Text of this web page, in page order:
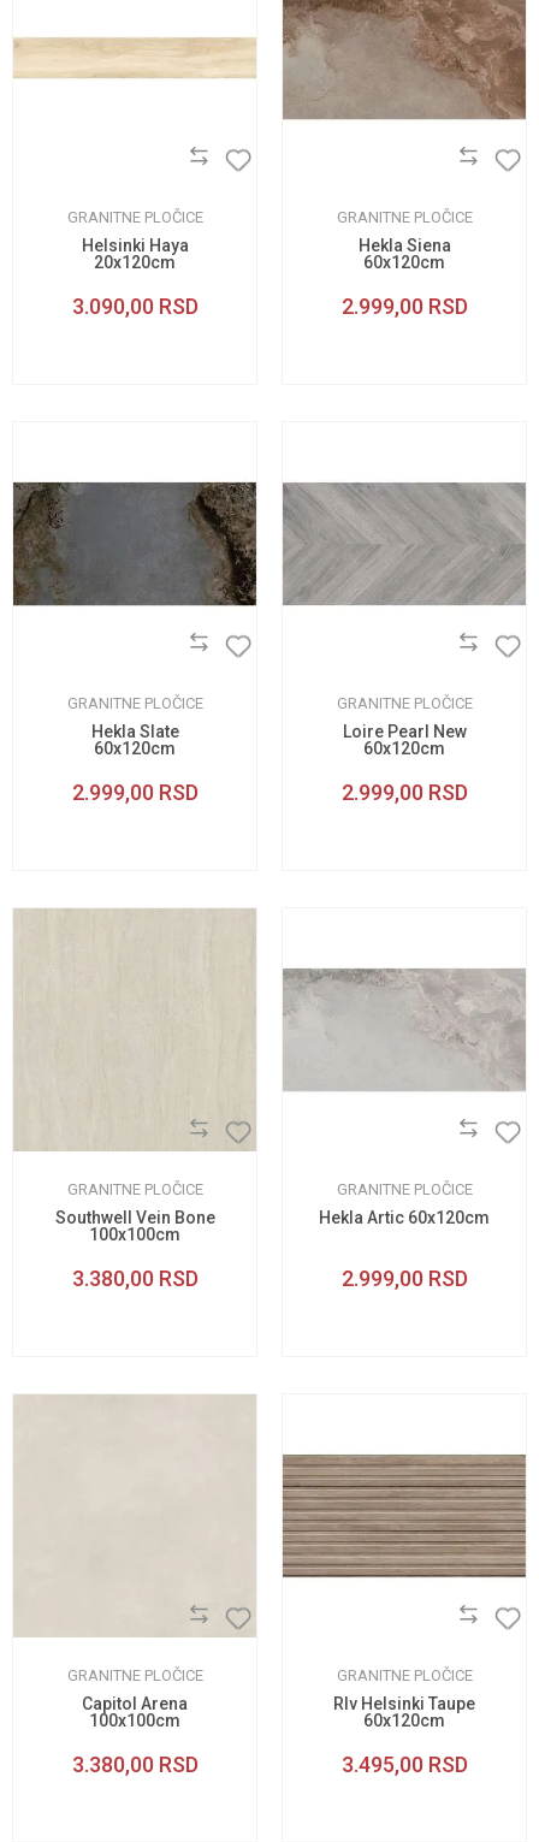
GRANITNE PLOČICE
Helsinki Haya
20x120cm
3.090,00 RSD
GRANITNE PLOČICE
Hekla Siena
60x120cm
2.999,00 RSD
GRANITNE PLOČICE
Hekla Slate
60x120cm
2.999,00 RSD
GRANITNE PLOČICE
Loire Pearl New
60x120cm
2.999,00 RSD
GRANITNE PLOČICE
Southwell Vein Bone
100x100cm
3.380,00 RSD
GRANITNE PLOČICE
Hekla Artic 60x120cm
2.999,00 RSD
GRANITNE PLOČICE
Capitol Arena
100x100cm
3.380,00 RSD
GRANITNE PLOČICE
Rlv Helsinki Taupe
60x120cm
3.495,00 RSD